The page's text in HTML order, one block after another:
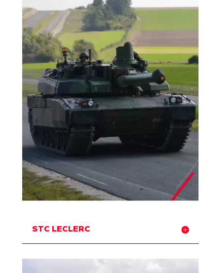
STC LECLERC